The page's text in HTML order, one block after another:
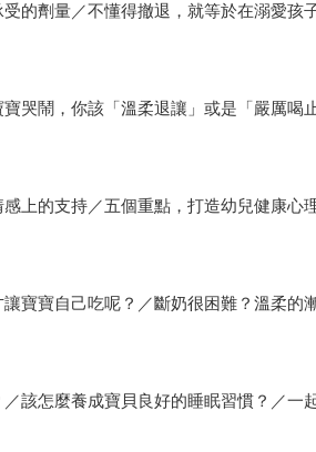
的劑量／不懂得撤退，就等於在溺愛孩
哭鬧，你該「溫柔退讓」或是「嚴厲喝
上的支持／五個重點，打造幼兒健康心
寶自己吃呢？／斷奶很困難？溫柔的
該怎麼養成寶貝良好的睡眠習慣？／一